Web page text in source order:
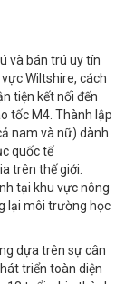
và bán trú uy tín
Wiltshire, cách
tiện kết nối đến
tốc M4. Thành lập
nam và nữ) dành
quốc tế
trên thế giới.
tại khu vực nông
lại môi trường học
dựa trên sự cân
triển toàn diện